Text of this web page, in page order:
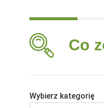
Co
Wybierz kategorię